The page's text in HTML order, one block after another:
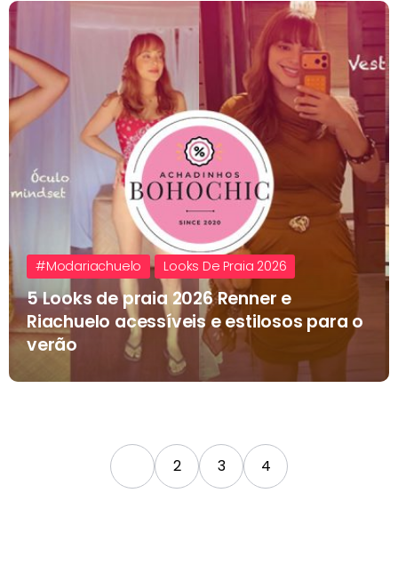
#modariachuelo Looks De Praia 2026
5 Looks de praia 2026 Renner e
Riachuelo acessíveis e estilosos para o
verão
2 3 4